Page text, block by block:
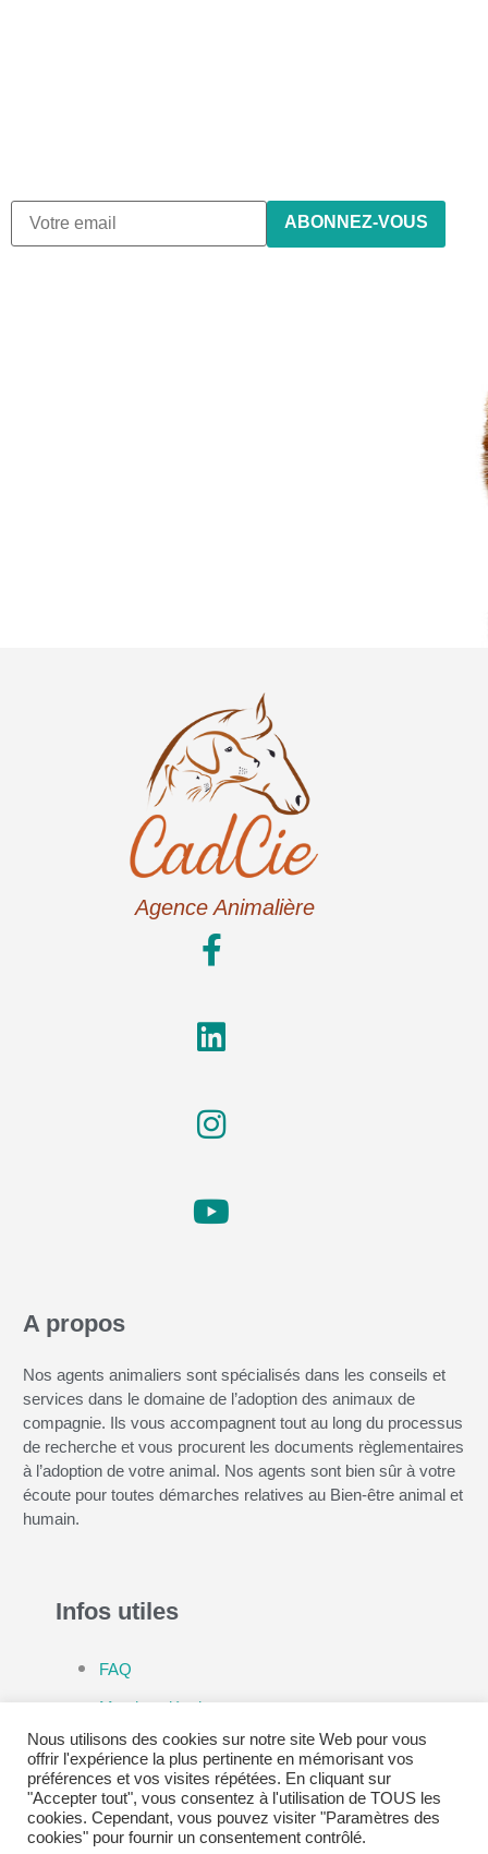
Agence Animalière
A propos
Nos agents animaliers sont spécialisés dans les conseils et
services dans le domaine de l’adoption des animaux de
compagnie. Ils vous accompagnent tout au long du processus
de recherche et vous procurent les documents règlementaires
à l’adoption de votre animal. Nos agents sont bien sûr à votre
écoute pour toutes démarches relatives au Bien-être animal et
humain.
Infos utiles
FAQ
Mentions légales
Politique de confidentialité
CGV
Nous utilisons des cookies sur notre site Web pour vous
offrir l'expérience la plus pertinente en mémorisant vos
préférences et vos visites répétées. En cliquant sur
"Accepter tout", vous consentez à l'utilisation de TOUS les
cookies. Cependant, vous pouvez visiter "Paramètres des
cookies" pour fournir un consentement contrôlé.